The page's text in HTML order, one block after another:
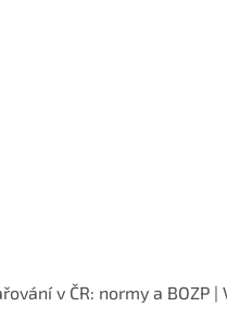
v ČR: normy a BOZP |